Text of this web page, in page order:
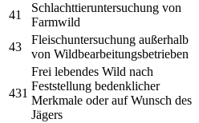
41
Schlachttieruntersuchung von
Farmwild
43
Fleischuntersuchung außerhalb
von Wildbearbeitungsbetrieben
431
Frei lebendes Wild nach
Feststellung bedenklicher
Merkmale oder auf Wunsch des
Jägers